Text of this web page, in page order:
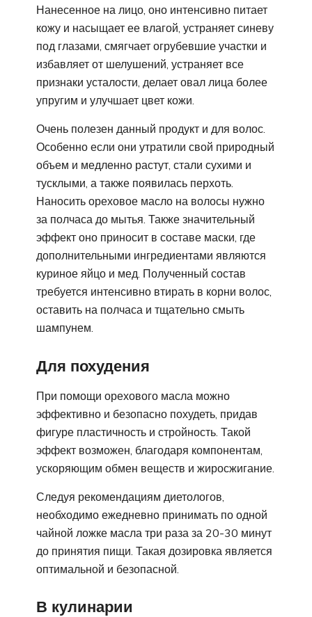
Нанесенное на лицо, оно интенсивно питает
кожу и насыщает ее влагой, устраняет синеву
под глазами, смягчает огрубевшие участки и
избавляет от шелушений, устраняет все
признаки усталости, делает овал лица более
упругим и улучшает цвет кожи.
Очень полезен данный продукт и для волос.
Особенно если они утратили свой природный
объем и медленно растут, стали сухими и
тусклыми, а также появилась перхоть.
Наносить ореховое масло на волосы нужно
за полчаса до мытья. Также значительный
эффект оно приносит в составе маски, где
дополнительными ингредиентами являются
куриное яйцо и мед. Полученный состав
требуется интенсивно втирать в корни волос,
оставить на полчаса и тщательно смыть
шампунем.
Для похудения
При помощи орехового масла можно
эффективно и безопасно похудеть, придав
фигуре пластичность и стройность. Такой
эффект возможен, благодаря компонентам,
ускоряющим обмен веществ и жиросжигание.
Следуя рекомендациям диетологов,
необходимо ежедневно принимать по одной
чайной ложке масла три раза за 20-30 минут
до принятия пищи. Такая дозировка является
оптимальной и безопасной.
В кулинарии